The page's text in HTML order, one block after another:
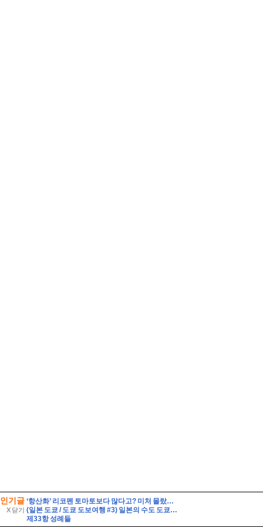
인기글
X 닫기
‘항산화’ 리코펜 토마토보다 많다고? 미처 몰랐던 수박의 건강 효능
(일본 도쿄 / 도쿄 도보여행 #3) 일본의 수도 도쿄의 도심 곳곳을 뚜벅뚜벅. 잘 알려지지 않은 도쿄의 숨겨진 명소까지
제33항 성례들